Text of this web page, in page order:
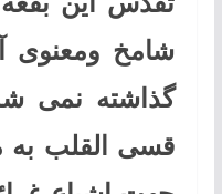
شامخ ومعنوی
گذاشته نمی
قسی القلب به